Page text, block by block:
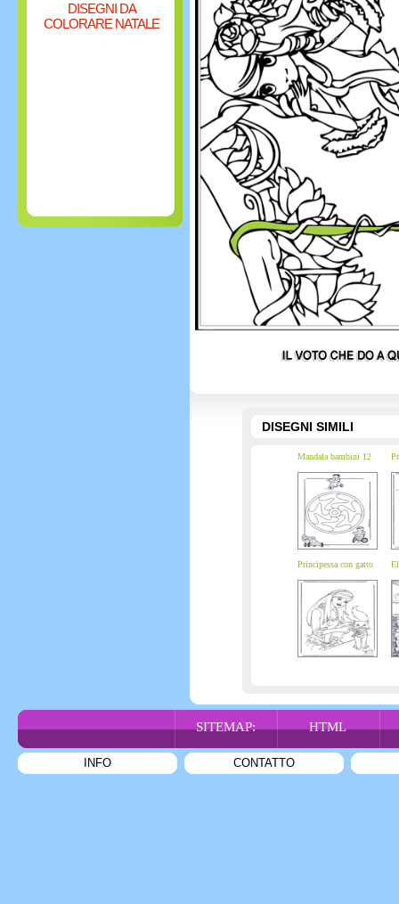
DISEGNI DA
COLORARE NATALE
DISEGNI SIMILI
Mandala bambini 12
Principessa con gatto
SITEMAP: HTML
INFO CONTATTO